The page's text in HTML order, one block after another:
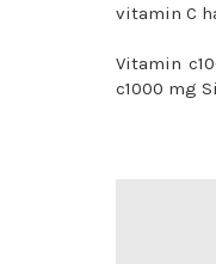
vitamin C
Vitamin
c1000 mg